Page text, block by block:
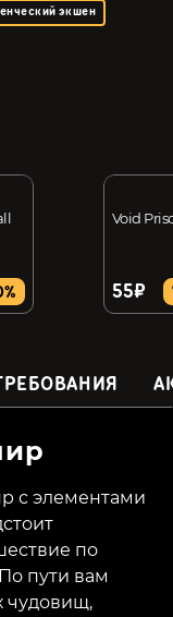
экшен
Void
55₽
с элементами
по
пути вам
чудовищ,